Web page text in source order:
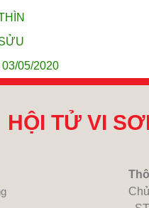
05/2020
HỘI TỬ VI